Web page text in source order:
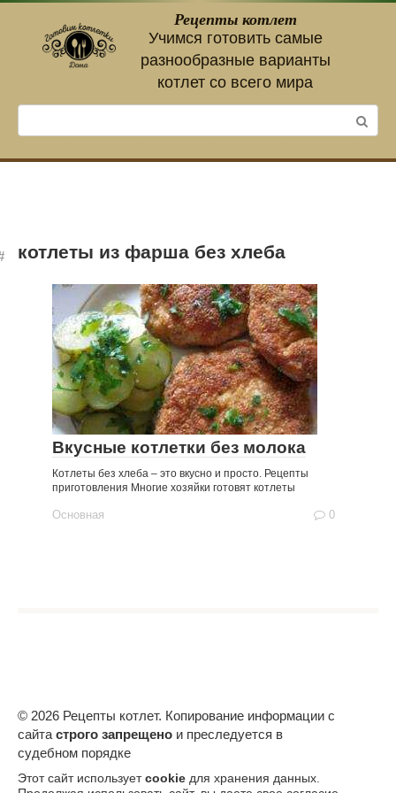
контенту
Рецепты котлет
Учимся готовить самые
разнообразные варианты
котлет со всего мира
котлеты из фарша без хлеба
Вкусные котлетки без молока
Котлеты без хлеба – это вкусно и просто. Рецепты
приготовления Многие хозяйки готовят котлеты
Основная 0
© 2026 Рецепты котлет. Копирование информации с
сайта строго запрещено и преследуется в
судебном порядке
Этот сайт использует cookie для хранения данных.